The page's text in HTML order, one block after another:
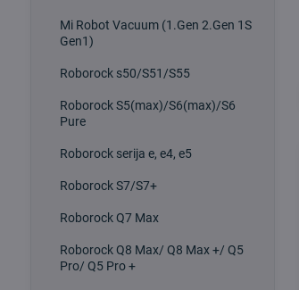
Mi Robot Vacuum (1.Gen 2.Gen 1S
Gen1)
Roborock s50/S51/S55
Roborock S5(max)/S6(max)/S6
Pure
Roborock serija e, e4, e5
Roborock S7/S7+
Roborock Q7 Max
Roborock Q8 Max/ Q8 Max +/ Q5
Pro/ Q5 Pro +